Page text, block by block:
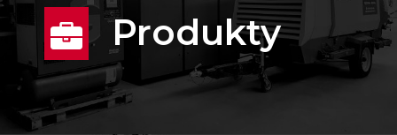
Produkty